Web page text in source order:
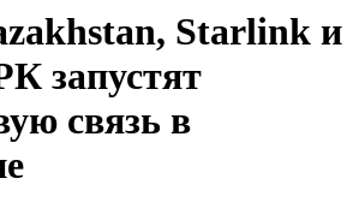
Starlink и
запустят
связь в